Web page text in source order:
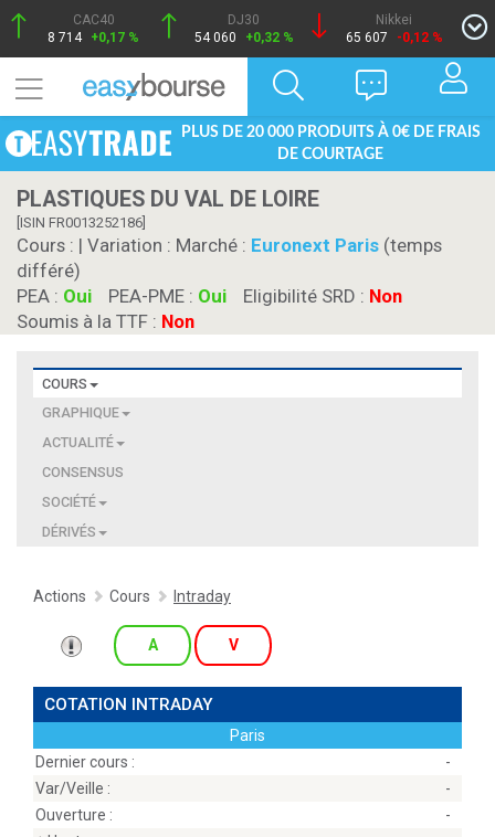
CAC40
8 714 +0,17 %
DJ30
54 060
+0,32 %
Nikkei
65 607
-0,12 %
PLUS DE 20 000 PRODUITS À 0€ DE FRAIS
DE COURTAGE
PLASTIQUES DU VAL DE LOIRE
[ISIN FR0013252186]
Cours : | Variation : Marché : Euronext Paris (temps
différé)
PEA : Oui PEA-PME : Oui Eligibilité SRD : Non
Soumis à la TTF : Non
COURS
GRAPHIQUE
ACTUALITÉ
CONSENSUS
SOCIÉTÉ
DÉRIVÉS
Actions Cours Intraday
A V
COTATION INTRADAY
Paris
Dernier cours :
-
Var/Veille :
-
Ouverture :
-